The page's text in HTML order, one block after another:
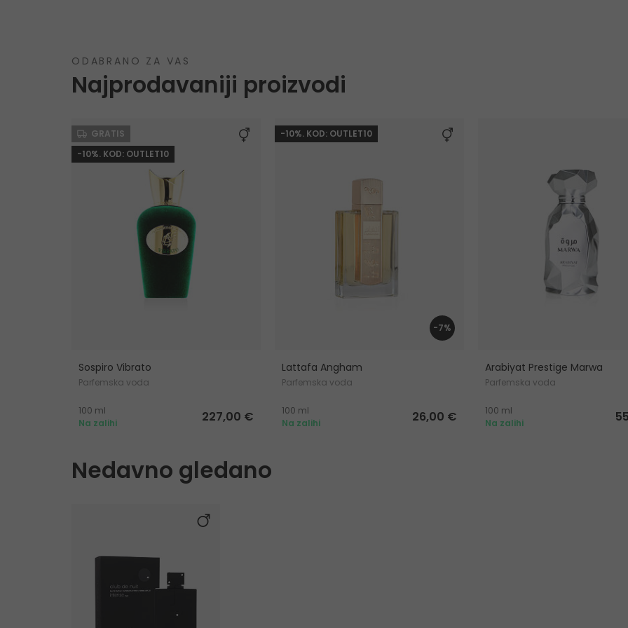
ODABRANO ZA VAS
Najprodavaniji proizvodi
GRATIS
-10%. KOD: OUTLET10
Sospiro Vibrato
Parfemska voda
100 ml
Na zalihi
227,00 €
-10%. KOD: OUTLET10
-7%
Lattafa Angham
Parfemska voda
100 ml
Na zalihi
26,00 €
Arabiyat Prestige Marwa
Parfemska voda
100 ml
Na zalihi
Nedavno gledano